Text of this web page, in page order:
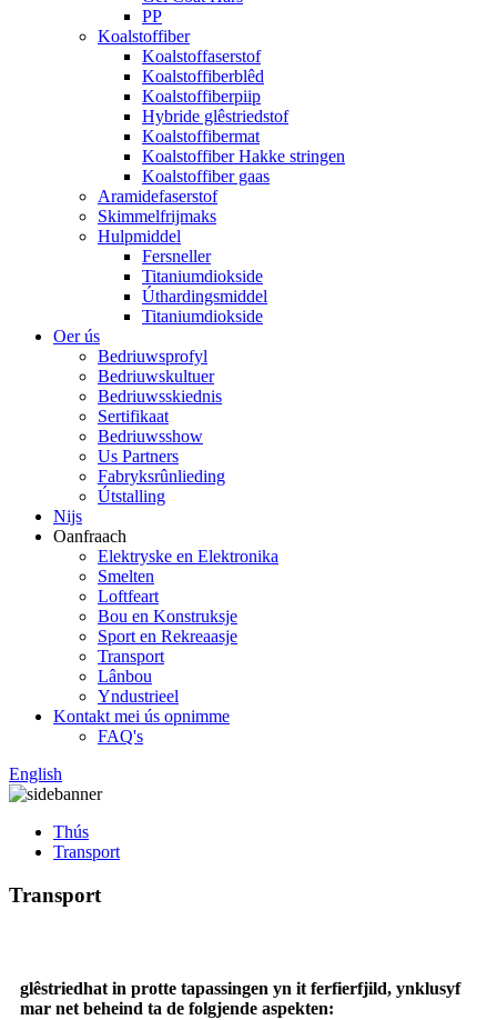
PP
Koalstoffiber
Koalstoffaserstof
Koalstoffiberblêd
Koalstoffiberpiip
Hybride glêstriedstof
Koalstoffibermat
Koalstoffiber Hakke stringen
Koalstoffiber gaas
Aramidefaserstof
Skimmelfrijmaks
Hulpmiddel
Fersneller
Titaniumdiokside
Úthardingsmiddel
Titaniumdiokside
Oer ús
Bedriuwsprofyl
Bedriuwskultuer
Bedriuwsskiednis
Sertifikaat
Bedriuwsshow
Us Partners
Fabryksrûnlieding
Útstalling
Nijs
Oanfraach
Elektryske en Elektronika
Smelten
Loftfeart
Bou en Konstruksje
Sport en Rekreaasje
Transport
Lânbou
Yndustrieel
Kontakt mei ús opnimme
FAQ's
English
Thús
Transport
Transport
glêstriedhat in protte tapassingen yn it ferfierfjild, ynklusyf
mar net beheind ta de folgjende aspekten: